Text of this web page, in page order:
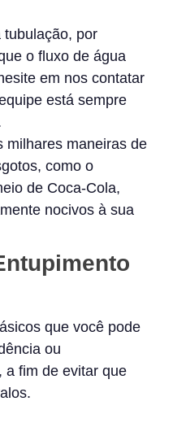
tubulação, por
o fluxo de água
em nos contatar
está sempre
milhares maneiras de
como o
de Coca-Cola,
nocivos à sua
que você pode
ou
a fim de evitar que